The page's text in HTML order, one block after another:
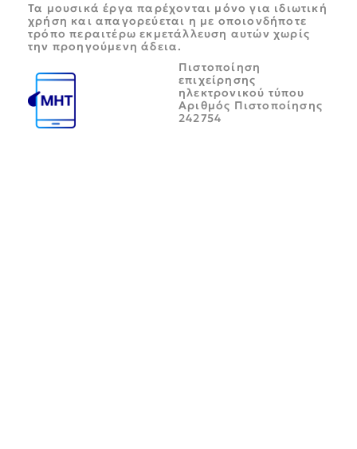
Τα μουσικά έργα παρέχονται μόνο για ιδιωτική
χρήση και απαγορεύεται η με οποιονδήποτε
τρόπο περαιτέρω εκμετάλλευση αυτών χωρίς
την προηγούμενη άδεια.
Πιστοποίηση
επιχείρησης
ηλεκτρονικού τύπου
Αριθμός Πιστοποίησης
242754